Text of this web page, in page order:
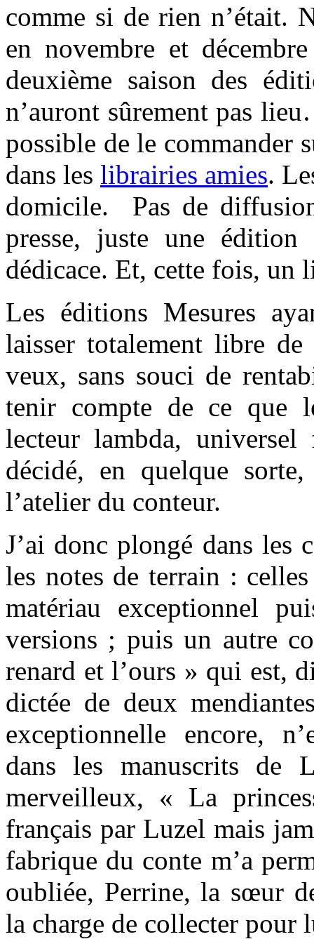
comme si de rien n’était.
en novembre et
deuxième saison des
n’auront sûrement pas
possible de le commander
dans les librairies amies.
domicile. Pas de
presse, juste une édition
dédicace. Et, cette fois, un
Les éditions Mesures
laisser totalement libre
veux, sans souci de
tenir compte de ce que
lecteur lambda, universel
décidé, en quelque
l’atelier du conteur.
J’ai donc plongé dans les
les notes de terrain :
matériau exceptionnel
versions ; puis un autre
renard et l’ours » qui est,
dictée de deux
exceptionnelle encore,
dans les manuscrits de
merveilleux, « La
français par Luzel mais
fabrique du conte m’a
oubliée, Perrine, la sœur
la charge de collecter pour